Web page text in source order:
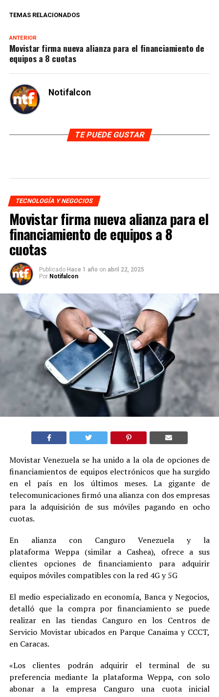
TEMAS RELACIONADOS
ANTERIOR
Movistar firma nueva alianza para el financiamiento de
equipos a 8 cuotas
Notifalcon
TE PUEDE GUSTAR
TECNOLOGÍA Y NEGOCIOS
Movistar firma nueva alianza para el
financiamiento de equipos a 8
cuotas
Publicado Hace 1 año on abril 22, 2025
Por Notifalcon
Movistar Venezuela se ha unido a la ola de opciones de
financiamientos de equipos electrónicos que ha surgido
en el país en los últimos meses. La gigante de
telecomunicaciones firmó una alianza con dos empresas
para la adquisición de sus móviles pagando en ocho
cuotas.
En alianza con Canguro Venezuela y la
plataforma Weppa (similar a Cashea), ofrece a sus
clientes opciones de financiamiento para adquirir
equipos móviles compatibles con la red 4G y 5G
El medio especializado en economía, Banca y Negocios,
detalló que la compra por financiamiento se puede
realizar en las tiendas Canguro en los Centros de
Servicio Movistar ubicados en Parque Canaima y CCCT,
en Caracas.
«Los clientes podrán adquirir el terminal de su
preferencia mediante la plataforma Weppa, con solo
abonar a la empresa Canguro una cuota inicial